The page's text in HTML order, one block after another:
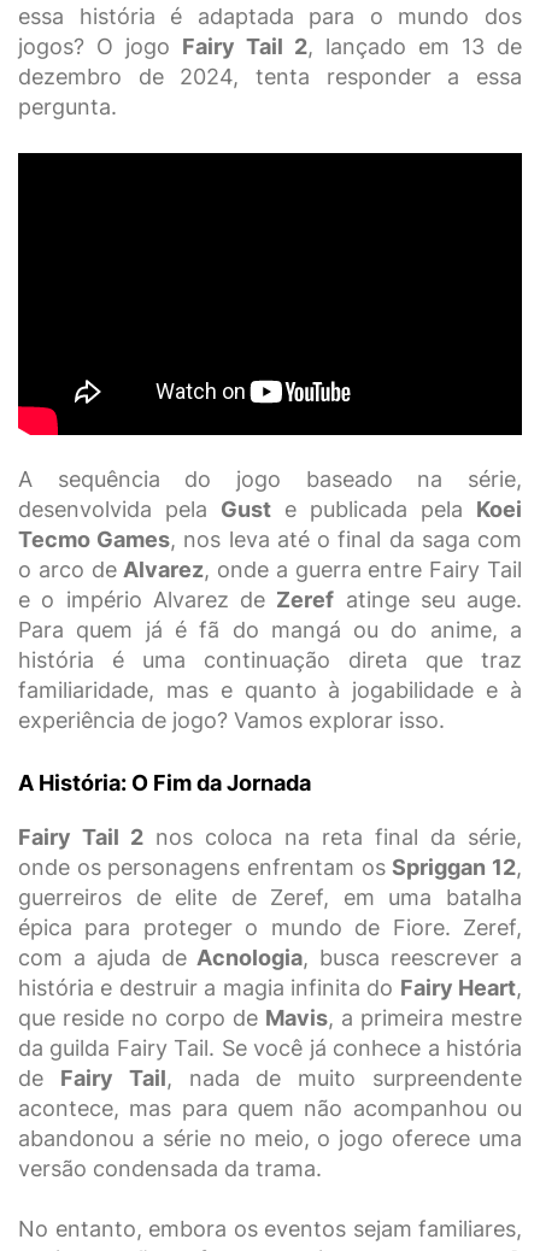
essa história é adaptada para o mundo dos
jogos? O jogo Fairy Tail 2, lançado em 13 de
dezembro de 2024, tenta responder a essa
pergunta.
A sequência do jogo baseado na série,
desenvolvida pela Gust e publicada pela Koei
Tecmo Games, nos leva até o final da saga com
o arco de Alvarez, onde a guerra entre Fairy Tail
e o império Alvarez de Zeref atinge seu auge.
Para quem já é fã do mangá ou do anime, a
história é uma continuação direta que traz
familiaridade, mas e quanto à jogabilidade e à
experiência de jogo? Vamos explorar isso.
A História: O Fim da Jornada
Fairy Tail 2 nos coloca na reta final da série,
onde os personagens enfrentam osSpriggan 12,
guerreiros de elite de Zeref, em uma batalha
épica para proteger o mundo de Fiore. Zeref,
com a ajuda de Acnologia, busca reescrever a
história e destruir a magia infinita do Fairy Heart,
que reside no corpo de Mavis, a primeira mestre
da guilda Fairy Tail. Se você já conhece a história
de Fairy Tail, nada de muito surpreendente
acontece, mas para quem não acompanhou ou
abandonou a série no meio, o jogo oferece uma
versão condensada da trama.
No entanto, embora os eventos sejam familiares,